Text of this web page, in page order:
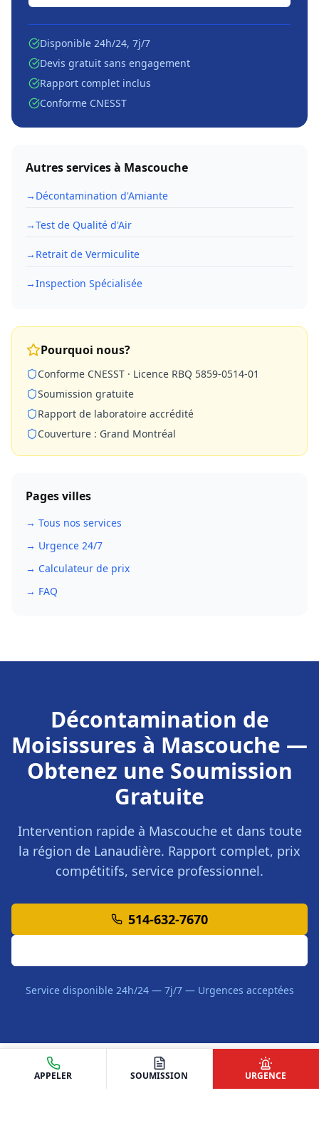
Disponible 24h/24, 7j/7
Devis gratuit sans engagement
Rapport complet inclus
Conforme CNESST
Autres services à Mascouche
→ Décontamination d'Amiante
→Test de Qualité d'Air
→ Retrait de Vermiculite
→Inspection Spécialisée
Pourquoi nous?
Conforme CNESST · Licence RBQ 5859-0514-01
Soumission gratuite
Rapport de laboratoire accrédité
Couverture : Grand Montréal
Pages villes
→ Tous nos services
→ Urgence 24/7
→ Calculateur de prix
→ FAQ
Décontamination de
Moisissures à Mascouche —
Obtenez une Soumission
Gratuite
Intervention rapide à Mascoucheet dans toute
la région de Lanaudière. Rapport complet, prix
compétitifs, service professionnel.
514-632-7670
Service disponible 24h/24 — 7j/7 — Urgences acceptées
APPELER SOUMISSION URGENCE